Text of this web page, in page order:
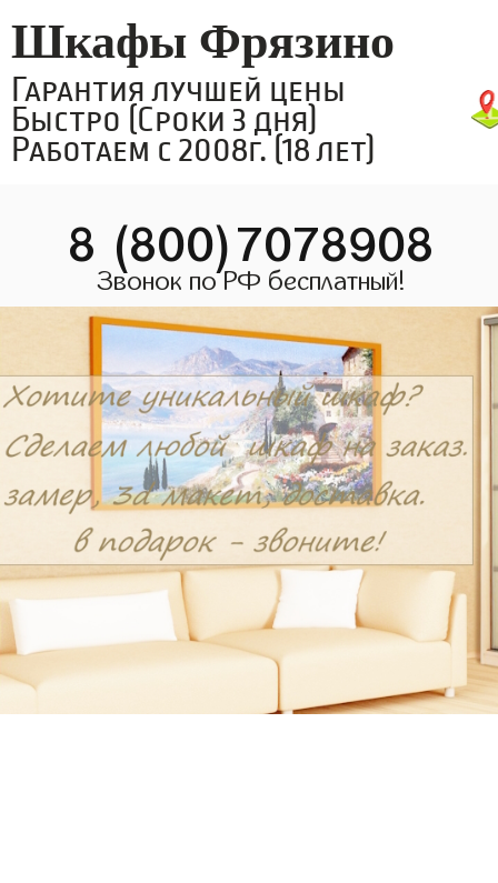
Шкафы Фрязино
Гарантия лучшей цены
Быстро (Сроки 3 дня)
Работаем с 2008г. (18 лет)
8 (800)7078908
Звонок по РФ бесплатный!